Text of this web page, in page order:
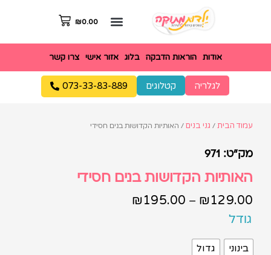
₪0.00
אודות הוראות הדבקה בלוג אזור אישי צרו קשר
לגלריה קטלוגים 073-33-83-889
עמוד הבית / גני בנים / האותיות הקדושות בנים חסידי
מק"ט: 971
האותיות הקדושות בנים חסידי
₪129.00
–
₪195.00
גודל
בינוני גדול